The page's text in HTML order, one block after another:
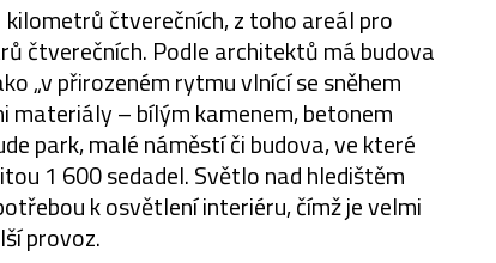
čtverečních, z toho areál pro
čtverečních. Podle architektů má budova
„v přirozeném rytmu vlnící se sněhem
materiály – bílým kamenem, betonem
park, malé náměstí či budova, ve které
1 600 sedadel. Světlo nad hledištěm
k osvětlení interiéru, čímž je velmi
provoz.